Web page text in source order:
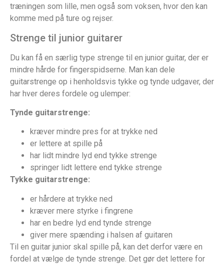
træningen som lille, men også som voksen, hvor den kan
komme med på ture og rejser.
Strenge til junior guitarer
Du kan få en særlig type strenge til en junior guitar, der er
mindre hårde for fingerspidserne. Man kan dele
guitarstrenge op i henholdsvis tykke og tynde udgaver, der
har hver deres fordele og ulemper:
Tynde guitarstrenge:
kræver mindre pres for at trykke ned
er lettere at spille på
har lidt mindre lyd end tykke strenge
springer lidt lettere end tykke strenge
Tykke guitarstrenge:
er hårdere at trykke ned
kræver mere styrke i fingrene
har en bedre lyd end tynde strenge
giver mere spænding i halsen af guitaren
Til en guitar junior skal spille på, kan det derfor være en
fordel at vælge de tynde strenge. Det gør det lettere for